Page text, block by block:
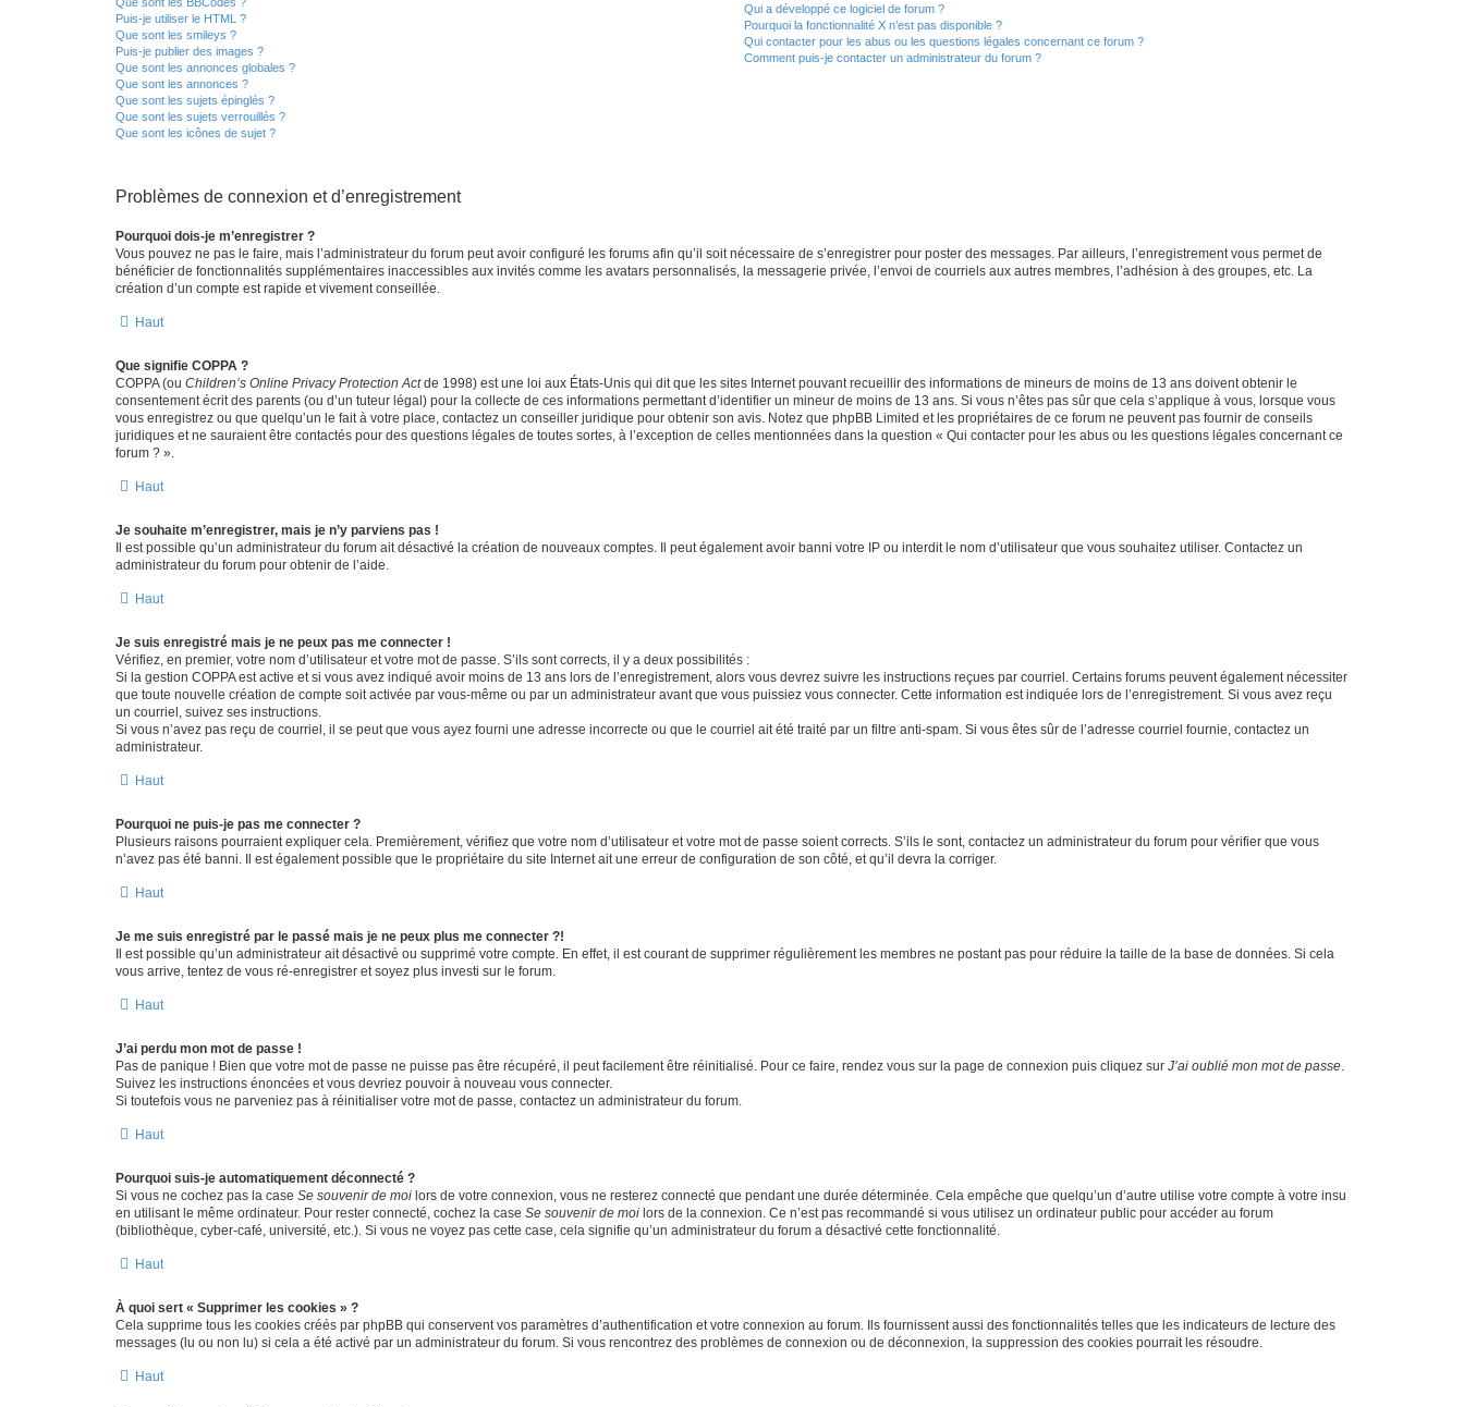
Puis-je utiliser le HTML ?
Que sont les smileys ?
Puis-je publier des images ?
Que sont les annonces globales ?
Que sont les annonces ?
Que sont les sujets épinglés ?
Que sont les sujets verrouillés ?
Que sont les icônes de sujet ?
Qui a développé ce logiciel de forum ?
Pourquoi la fonctionnalité X n’est pas disponible ?
Qui contacter pour les abus ou les questions légales concernant ce forum ?
Comment puis-je contacter un administrateur du forum ?
Problèmes de connexion et d’enregistrement
Pourquoi dois-je m’enregistrer ?
Vous pouvez ne pas le faire, mais l’administrateur du forum peut avoir configuré les forums afin qu’il soit nécessaire de s’enregistrer pour poster des messages. Par ailleurs, l’enregistrement vous permet de
bénéficier de fonctionnalités supplémentaires inaccessibles aux invités comme les avatars personnalisés, la messagerie privée, l’envoi de courriels aux autres membres, l’adhésion à des groupes, etc. La
création d’un compte est rapide et vivement conseillée.
Haut
Que signifie COPPA ?
COPPA (ou Children’s Online Privacy Protection Actde 1998) est une loi aux États-Unis qui dit que les sites Internet pouvant recueillir des informations de mineurs de moins de 13 ans doivent obtenir le
consentement écrit des parents (ou d’un tuteur légal) pour la collecte de ces informations permettant d’identifier un mineur de moins de 13 ans. Si vous n’êtes pas sûr que cela s’applique à vous, lorsque vous
vous enregistrez ou que quelqu’un le fait à votre place, contactez un conseiller juridique pour obtenir son avis. Notez que phpBB Limited et les propriétaires de ce forum ne peuvent pas fournir de conseils
juridiques et ne sauraient être contactés pour des questions légales de toutes sortes, à l’exception de celles mentionnées dans la question « Qui contacter pour les abus ou les questions légales concernant ce
forum ? ».
Haut
Je souhaite m’enregistrer, mais je n’y parviens pas !
Il est possible qu’un administrateur du forum ait désactivé la création de nouveaux comptes. Il peut également avoir banni votre IP ou interdit le nom d’utilisateur que vous souhaitez utiliser. Contactez un
administrateur du forum pour obtenir de l’aide.
Haut
Je suis enregistré mais je ne peux pas me connecter !
Vérifiez, en premier, votre nom d’utilisateur et votre mot de passe. S’ils sont corrects, il y a deux possibilités :
Si la gestion COPPA est active et si vous avez indiqué avoir moins de 13 ans lors de l’enregistrement, alors vous devrez suivre les instructions reçues par courriel. Certains forums peuvent également nécessiter
que toute nouvelle création de compte soit activée par vous-même ou par un administrateur avant que vous puissiez vous connecter. Cette information est indiquée lors de l’enregistrement. Si vous avez reçu
un courriel, suivez ses instructions.
Si vous n’avez pas reçu de courriel, il se peut que vous ayez fourni une adresse incorrecte ou que le courriel ait été traité par un filtre anti-spam. Si vous êtes sûr de l’adresse courriel fournie, contactez un
administrateur.
Haut
Pourquoi ne puis-je pas me connecter ?
Plusieurs raisons pourraient expliquer cela. Premièrement, vérifiez que votre nom d’utilisateur et votre mot de passe soient corrects. S’ils le sont, contactez un administrateur du forum pour vérifier que vous
n’avez pas été banni. Il est également possible que le propriétaire du site Internet ait une erreur de configuration de son côté, et qu’il devra la corriger.
Haut
Je me suis enregistré par le passé mais je ne peux plus me connecter ?!
Il est possible qu’un administrateur ait désactivé ou supprimé votre compte. En effet, il est courant de supprimer régulièrement les membres ne postant pas pour réduire la taille de la base de données. Si cela
vous arrive, tentez de vous ré-enregistrer et soyez plus investi sur le forum.
Haut
J’ai perdu mon mot de passe !
Pas de panique ! Bien que votre mot de passe ne puisse pas être récupéré, il peut facilement être réinitialisé. Pour ce faire, rendez vous sur la page de connexion puis cliquez sur J’ai oublié mon mot de passe.
Suivez les instructions énoncées et vous devriez pouvoir à nouveau vous connecter.
Si toutefois vous ne parveniez pas à réinitialiser votre mot de passe, contactez un administrateur du forum.
Haut
Pourquoi suis-je automatiquement déconnecté ?
Si vous ne cochez pas la case Se souvenir de moi lors de votre connexion, vous ne resterez connecté que pendant une durée déterminée. Cela empêche que quelqu’un d’autre utilise votre compte à votre insu
en utilisant le même ordinateur. Pour rester connecté, cochez la case Se souvenir de moi lors de la connexion. Ce n’est pas recommandé si vous utilisez un ordinateur public pour accéder au forum
(bibliothèque, cyber-café, université, etc.). Si vous ne voyez pas cette case, cela signifie qu’un administrateur du forum a désactivé cette fonctionnalité.
Haut
À quoi sert « Supprimer les cookies » ?
Cela supprime tous les cookies créés par phpBB qui conservent vos paramètres d’authentification et votre connexion au forum. Ils fournissent aussi des fonctionnalités telles que les indicateurs de lecture des
messages (lu ou non lu) si cela a été activé par un administrateur du forum. Si vous rencontrez des problèmes de connexion ou de déconnexion, la suppression des cookies pourrait les résoudre.
Haut